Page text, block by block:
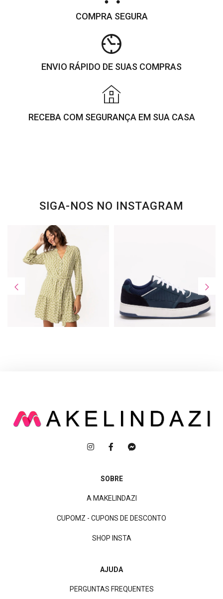
COMPRA SEGURA
ENVIO RÁPIDO DE SUAS COMPRAS
RECEBA COM SEGURANÇA EM SUA CASA
SIGA-NOS NO INSTAGRAM
SOBRE
A MAKELINDAZI
CUPOMZ - CUPONS DE DESCONTO
SHOP INSTA
AJUDA
PERGUNTAS FREQUENTES